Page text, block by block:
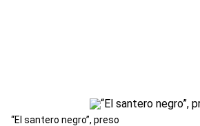
“El santero negro”, preso